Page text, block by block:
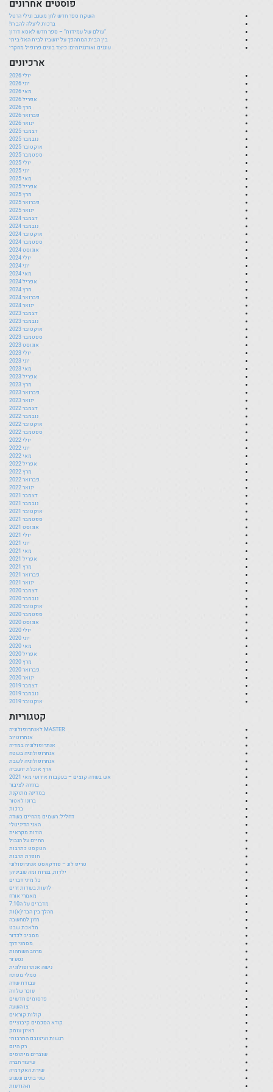
פוסטים אחרונים
השקת ספר חדש לחן משגב וגילי הרטל
ברכות ליעלה להב רז!
"עולם של עמידות" – ספר חדש לאסא דורון
בין הבית המתהפך על יושביו לבית האל-ביתי
עוגנים ואורגניזמים: כיצד בונים פרופיל מחקרי
ארכיונים
יולי 2026
יוני 2026
מאי 2026
אפריל 2026
מרץ 2026
פברואר 2026
ינואר 2026
דצמבר 2025
נובמבר 2025
אוקטובר 2025
ספטמבר 2025
יולי 2025
יוני 2025
מאי 2025
אפריל 2025
מרץ 2025
פברואר 2025
ינואר 2025
דצמבר 2024
נובמבר 2024
אוקטובר 2024
ספטמבר 2024
אוגוסט 2024
יולי 2024
יוני 2024
מאי 2024
אפריל 2024
מרץ 2024
פברואר 2024
ינואר 2024
דצמבר 2023
נובמבר 2023
אוקטובר 2023
ספטמבר 2023
אוגוסט 2023
יולי 2023
יוני 2023
מאי 2023
אפריל 2023
מרץ 2023
פברואר 2023
ינואר 2023
דצמבר 2022
נובמבר 2022
אוקטובר 2022
ספטמבר 2022
יולי 2022
יוני 2022
מאי 2022
אפריל 2022
מרץ 2022
פברואר 2022
ינואר 2022
דצמבר 2021
נובמבר 2021
אוקטובר 2021
ספטמבר 2021
אוגוסט 2021
יולי 2021
יוני 2021
מאי 2021
אפריל 2021
מרץ 2021
פברואר 2021
ינואר 2021
דצמבר 2020
נובמבר 2020
אוקטובר 2020
ספטמבר 2020
אוגוסט 2020
יולי 2020
יוני 2020
מאי 2020
אפריל 2020
מרץ 2020
פברואר 2020
ינואר 2020
דצמבר 2019
נובמבר 2019
אוקטובר 2019
קטגוריות
MASTER לאנתרופולוגיה
אנתרוטיוב
אנתרופולוגיה במדיה
אנתרופולוגיה בשטח
אנתרופולוגיה לשבת
ארץ אוכלת יושביה
אש בשדה קוצים – בעקבות אירועי מאי 2021
בחזרה לציבור
במדינה מתוקנת
ברונו לאטור
ברכות
דחליל: רשמים מהחיים בשדה
האני הדיגיטלי
הורות מקראית
החיים על הגבול
הטקסט כתרבות
חופרת תרבות
טריפ לוג – פודקאסט אנתרופולוגי
ילדות, בגרות ומה שביניהן
כל מיני דברים
לרעות בשדות זרים
מאמרי אורח
מדברים על ה7.10
מהלך בין הברי(א)ות
מזון למחשבה
מלאכת שבט
מסביב לכדור
מסמני דרך
מרחב השתהות
נטע זר
נישה אנתרופולוגית
סמלי מפתח
עבודת שדה
עוכר שלווה
פרסומים חדשים
צו השעה
קולות קוראים
קורא הסכמים קיבוציים
ראיון עומק
רגשות ועיצובם התרבותי
רק היום
שוברים מיתוסים
שיעור חברה
שירת האקדמיה
שני בתים וגעגוע
ת-הודעות